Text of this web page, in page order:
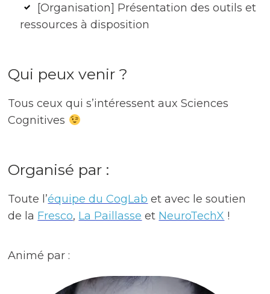
[Organisation] Présentation des outils et
ressources à disposition
Qui peux venir ?
Tous ceux qui s’intéressent aux Sciences
Cognitives
Organisé par :
Toute l’équipe du CogLab et avec le soutien
de la Fresco, La Paillasse et NeuroTechX !
Animé par :